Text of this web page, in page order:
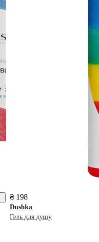
₴ 198
Dushka
Гель для душу